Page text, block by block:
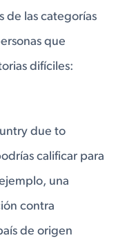
de las categorías
que
difíciles:
due to
calificar para
una
contra
de origen